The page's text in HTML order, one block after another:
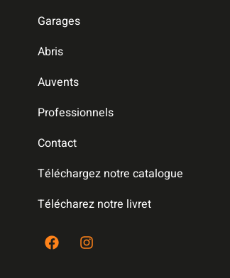
Garages
Abris
Auvents
Professionnels
Contact
Téléchargez notre catalogue
Télécharez notre livret